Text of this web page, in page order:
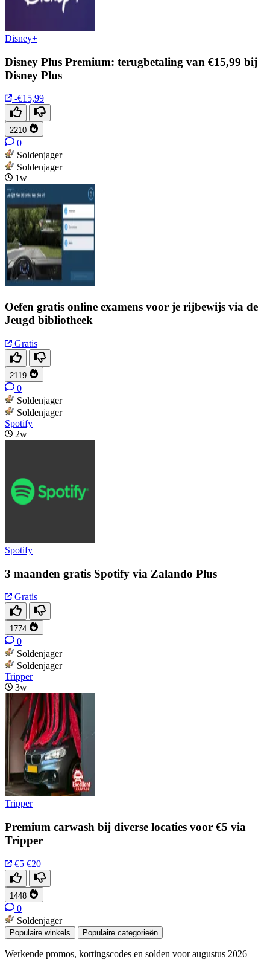
Disney+
Disney Plus Premium: terugbetaling van €15,99 bij
Disney Plus
-€15,99
2210
0
Soldenjager
Soldenjager
1w
Oefen gratis online examens voor je rijbewijs via de
Jeugd bibliotheek
Gratis
2119
0
Soldenjager
Soldenjager
Spotify
2w
Spotify
3 maanden gratis Spotify via Zalando Plus
Gratis
1774
0
Soldenjager
Soldenjager
Tripper
3w
Tripper
Premium carwash bij diverse locaties voor €5 via
Tripper
€5 €20
1448
0
Soldenjager
Populaire winkels Populaire categorieën
Werkende promos, kortingscodes en solden voor augustus 2026